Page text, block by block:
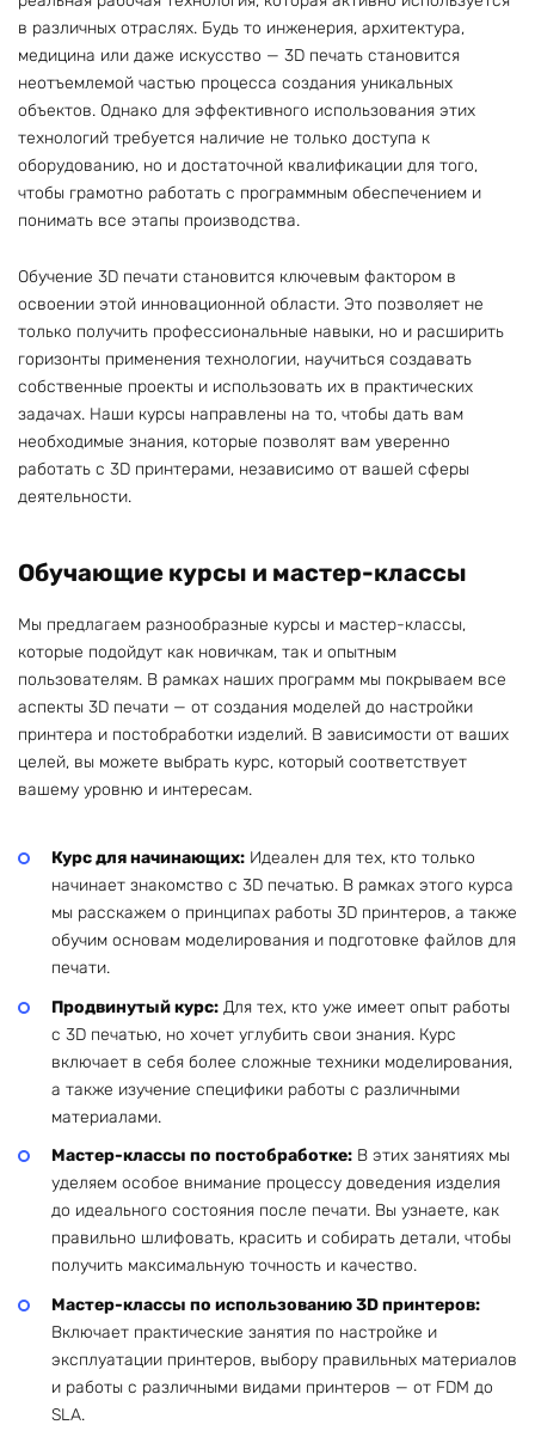
в различных отраслях. Будь то инженерия, архитектура,
медицина или даже искусство — 3D печать становится
неотъемлемой частью процесса создания уникальных
объектов. Однако для эффективного использования этих
технологий требуется наличие не только доступа к
оборудованию, но и достаточной квалификации для того,
чтобы грамотно работать с программным обеспечением и
понимать все этапы производства.
Обучение 3D печати становится ключевым фактором в
освоении этой инновационной области. Это позволяет не
только получить профессиональные навыки, но и расширить
горизонты применения технологии, научиться создавать
собственные проекты и использовать их в практических
задачах. Наши курсы направлены на то, чтобы дать вам
необходимые знания, которые позволят вам уверенно
работать с 3D принтерами, независимо от вашей сферы
деятельности.
Обучающие курсы и мастер-классы
Мы предлагаем разнообразные курсы и мастер-классы,
которые подойдут как новичкам, так и опытным
пользователям. В рамках наших программ мы покрываем все
аспекты 3D печати — от создания моделей до настройки
принтера и постобработки изделий. В зависимости от ваших
целей, вы можете выбрать курс, который соответствует
вашему уровню и интересам.
Курс для начинающих: Идеален для тех, кто только
начинает знакомство с 3D печатью. В рамках этого курса
мы расскажем о принципах работы 3D принтеров, а также
обучим основам моделирования и подготовке файлов для
печати.
Продвинутый курс: Для тех, кто уже имеет опыт работы
с 3D печатью, но хочет углубить свои знания. Курс
включает в себя более сложные техники моделирования,
а также изучение специфики работы с различными
материалами.
Мастер-классы по постобработке: В этих занятиях мы
уделяем особое внимание процессу доведения изделия
до идеального состояния после печати. Вы узнаете, как
правильно шлифовать, красить и собирать детали, чтобы
получить максимальную точность и качество.
Мастер-классы по использованию 3D принтеров:
Включает практические занятия по настройке и
эксплуатации принтеров, выбору правильных материалов
и работы с различными видами принтеров — от FDM до
SLA.